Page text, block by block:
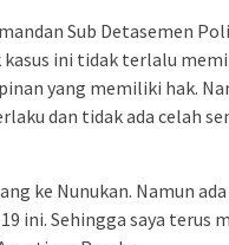
Sub Detasemen
ini tidak terlalu
yang memiliki hak.
dan tidak ada celah
ke Nunukan. Namun
ini. Sehingga saya terus